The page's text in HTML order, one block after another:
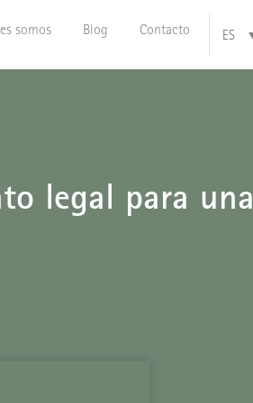
somos Blog Contacto ES
legal para una